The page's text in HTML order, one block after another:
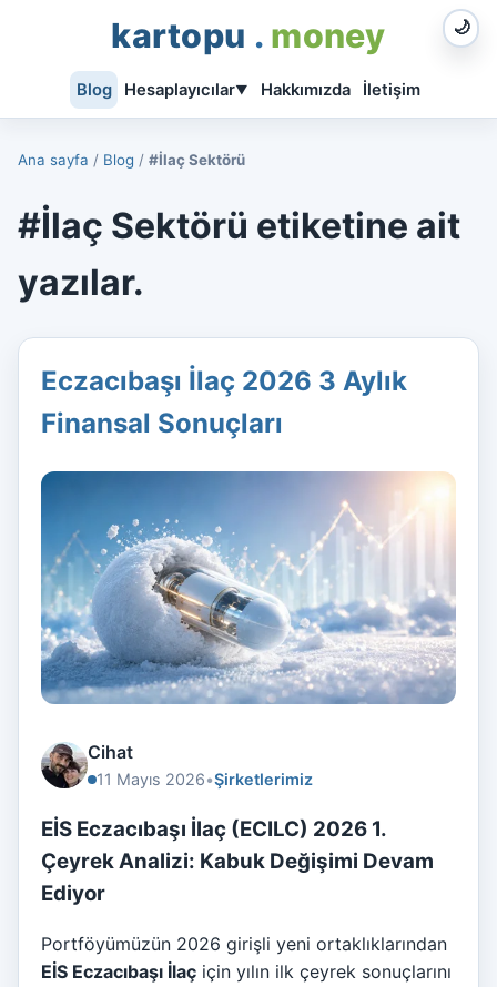
kartopu . money 🌙
Blog Hesaplayıcılar▼ Hakkımızda İletişim
Ana sayfa / Blog / #İlaç Sektörü
#İlaç Sektörü etiketine ait
yazılar.
Eczacıbaşı İlaç 2026 3 Aylık
Finansal Sonuçları
Cihat
11 Mayıs 2026•Şirketlerimiz
EİS Eczacıbaşı İlaç (ECILC) 2026 1.
Çeyrek Analizi: Kabuk Değişimi Devam
Ediyor
Portföyümüzün 2026 girişli yeni ortaklıklarından
EİS Eczacıbaşı İlaç için yılın ilk çeyrek sonuçlarını